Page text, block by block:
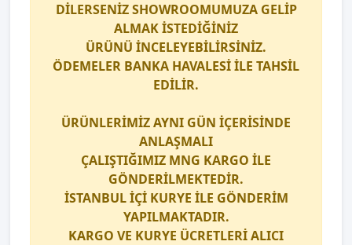
DİLERSENİZ SHOWROOMUMUZA GELİP
ALMAK İSTEDİĞİNİZ
ÜRÜNÜ İNCELEYEBİLİRSİNİZ.
ÖDEMELER BANKA HAVALESİ İLE TAHSİL
EDİLİR.
ÜRÜNLERİMİZ AYNI GÜN İÇERİSİNDE
ANLAŞMALI
ÇALIŞTIĞIMIZ MNG KARGO İLE
GÖNDERİLMEKTEDİR.
İSTANBUL İÇİ KURYE İLE GÖNDERİM
YAPILMAKTADIR.
KARGO VE KURYE ÜCRETLERİ ALICI